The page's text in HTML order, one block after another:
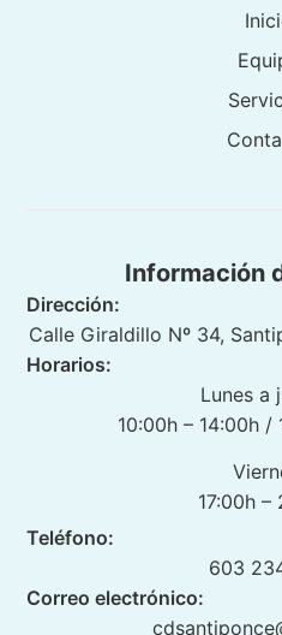
Información
Dirección:
Calle Giraldillo Nº 34,
Horarios:
Lunes a
10:00h – 14:00h /
17:00h –
Teléfono:
603
Correo electrónico: